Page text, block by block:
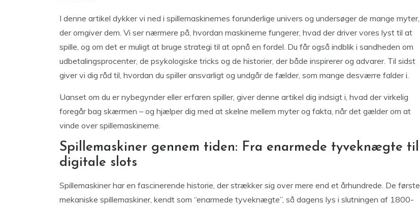
I denne artikel dykker vi ned i spillemaskinernes forunderlige univers og undersøger de mange myter,
der omgiver dem. Vi ser nærmere på, hvordan maskinerne fungerer, hvad der driver vores lyst til at
spille, og om det er muligt at bruge strategi til at opnå en fordel. Du får også indblik i sandheden om
udbetalingsprocenter, de psykologiske tricks og de historier, der både inspirerer og advarer. Til sidst
giver vi dig råd til, hvordan du spiller ansvarligt og undgår de fælder, som mange desværre falder i.
Uanset om du er nybegynder eller erfaren spiller, giver denne artikel dig indsigt i, hvad der virkelig
foregår bag skærmen – og hjælper dig med at skelne mellem myter og fakta, når det gælder om at
vinde over spillemaskinerne.
Spillemaskiner gennem tiden: Fra enarmede tyveknægte til
digitale slots
Spillemaskiner har en fascinerende historie, der strækker sig over mere end et århundrede. De første
mekaniske spillemaskiner, kendt som “enarmede tyveknægte”, så dagens lys i slutningen af 1800-